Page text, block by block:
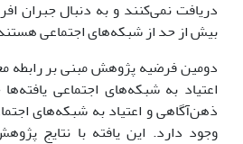
دریافت نمی‌کنند و به دنبال جبران
بیش از حد از شبکه‌های اجتماعی هستند
دومین فرضیه پژوهش مبنی بر رابطه
اعتیاد به شبکه‌های اجتماعی
ذهن‌آگاهی و اعتیاد به شبکه‌های
وجود دارد. این یافته با نتایج